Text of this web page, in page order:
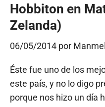
Hobbiton en
Zelanda)
06/05/2014 por
Éste fue uno de los
este país, y no lo digo
porque nos hizo un día